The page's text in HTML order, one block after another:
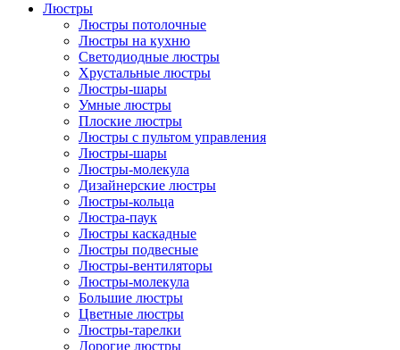
Люстры
Люстры потолочные
Люстры на кухню
Светодиодные люстры
Хрустальные люстры
Люстры-шары
Умные люстры
Плоские люстры
Люстры с пультом управления
Люстры-шары
Люстры-молекула
Дизайнерские люстры
Люстры-кольца
Люстра-паук
Люстры каскадные
Люстры подвесные
Люстры-вентиляторы
Люстры-молекула
Большие люстры
Цветные люстры
Люстры-тарелки
Дорогие люстры